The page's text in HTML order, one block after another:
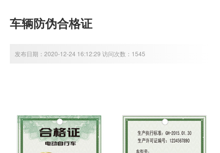
车辆防伪合格证
发布日期：2020-12-24 16:12:29 访问次数：1545